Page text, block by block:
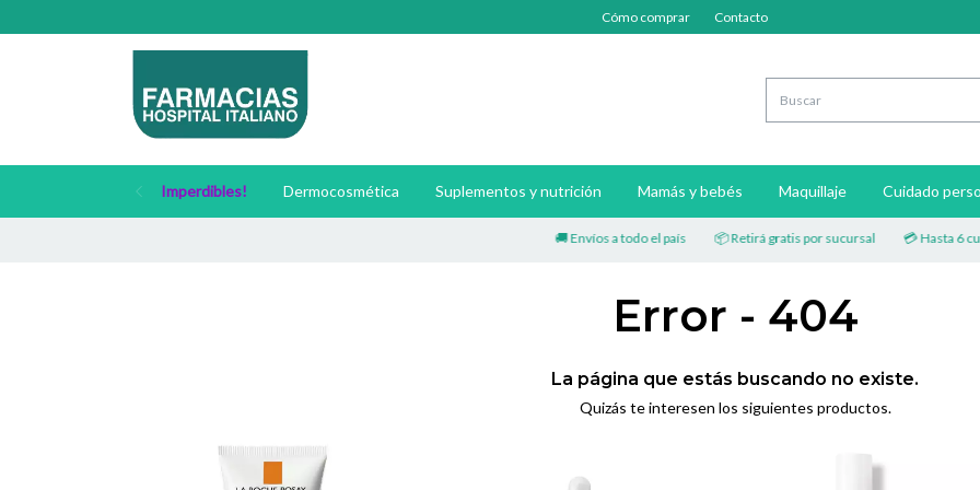
Cómo comprar Contacto
Imperdibles! Dermocosmética Suplementos y nutrición Mamás y bebés Maquillaje Cuidado
🚚 Envíos a todo el país 📦 Retirá gratis por sucursal 💳 Hasta 6
Error - 404
La página que estás buscando no existe.
Quizás te interesen los siguientes productos.